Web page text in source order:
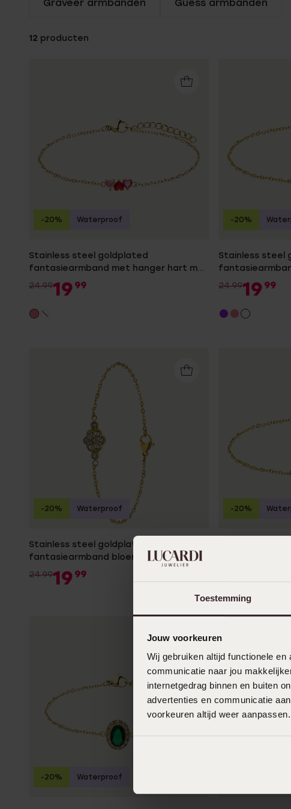
Toestemming
Jouw voorkeuren
Wij gebruiken altijd functionele
communicatie naar jou
internetgedrag binnen en buiten
advertenties en communicatie
voorkeuren altijd weer
Graveer armbanden Guess armbanden
12 producten
Stainless steel goldplated
fantasiearmband met hanger hart met
zirkonia voor dames
24.9919 99
-20% Waterproof
Stainless steel
zirkonia voor
24.9919 99
-20%
Stainless steel goldplated
fantasiearmband bloem met zirkonia
voor dames
24.9919 99
-20% Waterproof
19
-20%
-20% Waterproof